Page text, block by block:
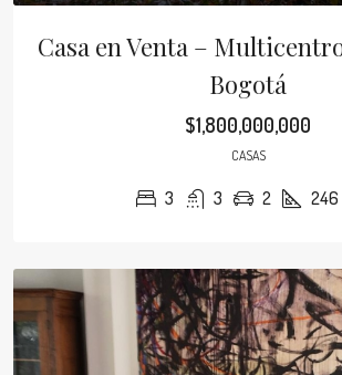
Casa en Venta –
Bogotá
$1,800,000,000
CASAS
3 3 2 246